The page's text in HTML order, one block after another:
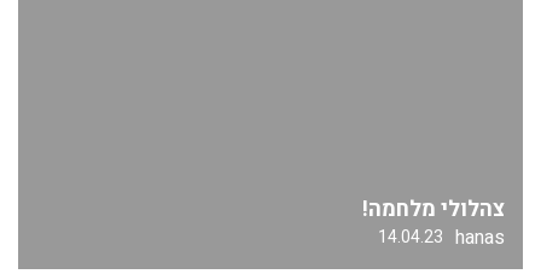
צהלולי מלחמה!
hanas
14.04.23